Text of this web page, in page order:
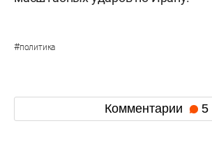
#политика
Комментарии 5